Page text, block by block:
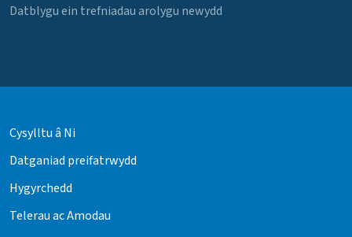
Datblygu ein trefniadau arolygu newydd
Cysylltu â Ni
Datganiad preifatrwydd
Hygyrchedd
Telerau ac Amodau